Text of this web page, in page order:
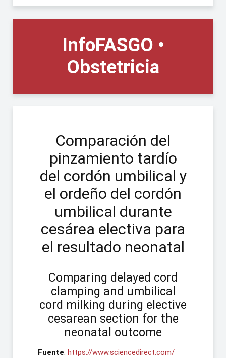
InfoFASGO •
Obstetricia
Comparación del
pinzamiento tardío
del cordón umbilical y
el ordeño del cordón
umbilical durante
cesárea electiva para
el resultado neonatal
Comparing delayed cord
clamping and umbilical
cord milking during elective
cesarean section for the
neonatal outcome
Fuente: https://www.sciencedirect.com/